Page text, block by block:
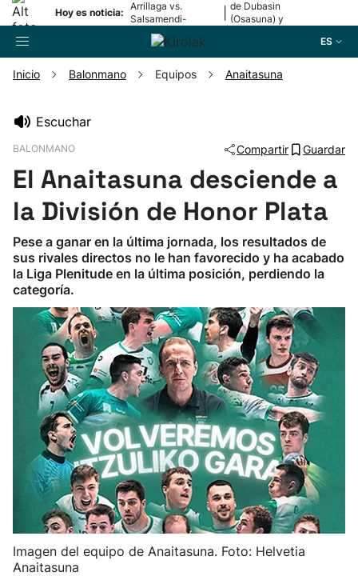
Hoy es noticia:
Arrillaga vs.
Salsamendi-
Bergara y Erasun
vs. Gaminde
de Dubasin
(Osasuna) y
ES
Pelota
Remo
Baloncesto
Ciclismo
Herri-kirolak
Balonmano
Kirolak 360
Atletismo
Carreras de montaña
Inicio Balonmano Equipos Anaitasuna
Escuchar
BALONMANO Compartir Guardar
El Anaitasuna desciende a
la División de Honor Plata
Pese a ganar en la última jornada, los resultados de
sus rivales directos no le han favorecido y ha acabado
la Liga Plenitude en la última posición, perdiendo la
categoría.
Imagen del equipo de Anaitasuna. Foto: Helvetia
Anaitasuna